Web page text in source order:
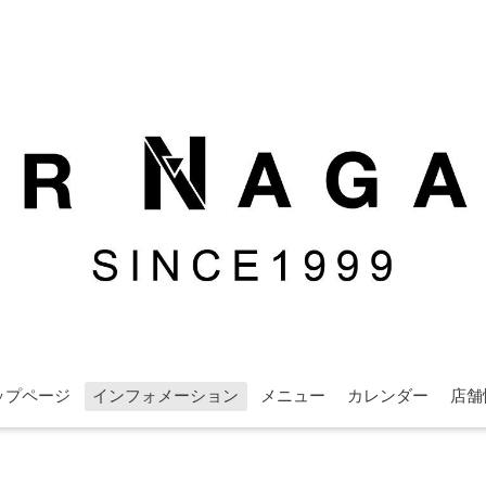
プページ インフォメーション メニュー カレンダー 店